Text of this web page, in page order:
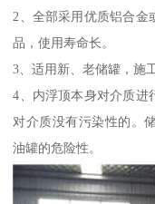
2、全部采用优质铝合金
品，使用寿命长。
3、适用新、老储罐，施
4、内浮顶本身对介质进
对介质没有污染性的。
油罐的危险性。